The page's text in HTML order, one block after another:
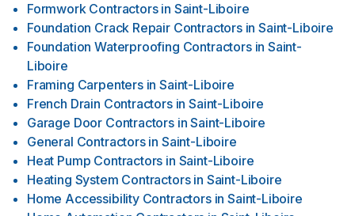
Formwork Contractors in Saint-Liboire
Foundation Crack Repair Contractors in Saint-Liboire
Foundation Waterproofing Contractors in Saint-
Liboire
Framing Carpenters in Saint-Liboire
French Drain Contractors in Saint-Liboire
Garage Door Contractors in Saint-Liboire
General Contractors in Saint-Liboire
Heat Pump Contractors in Saint-Liboire
Heating System Contractors in Saint-Liboire
Home Accessibility Contractors in Saint-Liboire